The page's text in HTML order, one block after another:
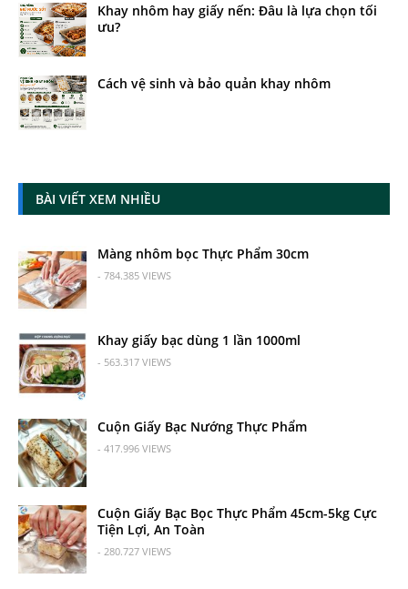
Khay nhôm hay giấy nến: Đâu là lựa chọn tối
ưu?
Cách vệ sinh và bảo quản khay nhôm
BÀI VIẾT XEM NHIỀU
Màng nhôm bọc Thực Phẩm 30cm
- 784.385 VIEWS
Khay giấy bạc dùng 1 lần 1000ml
- 563.317 VIEWS
Cuộn Giấy Bạc Nướng Thực Phẩm
- 417.996 VIEWS
Cuộn Giấy Bạc Bọc Thực Phẩm 45cm-5kg Cực
Tiện Lợi, An Toàn
- 280.727 VIEWS